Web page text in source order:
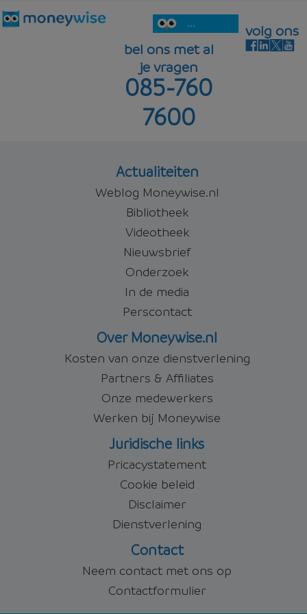
...
bel ons met al
je vragen
085-760
7600
volg ons
Actualiteiten
Weblog Moneywise.nl
Bibliotheek
Videotheek
Nieuwsbrief
Onderzoek
In de media
Perscontact
Over Moneywise.nl
Kosten van onze dienstverlening
Partners & Affiliates
Onze medewerkers
Werken bij Moneywise
Juridische links
Pricacystatement
Cookie beleid
Disclaimer
Dienstverlening
Contact
Neem contact met ons op
Contactformulier